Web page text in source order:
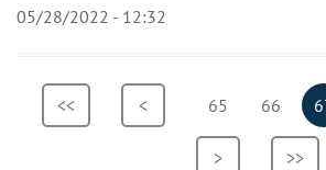
05/28/2022 - 12:32
Нумерация
страниц
Первая
<<
Предыдущая
страница
< Страница
65 66
Следующая
> >>